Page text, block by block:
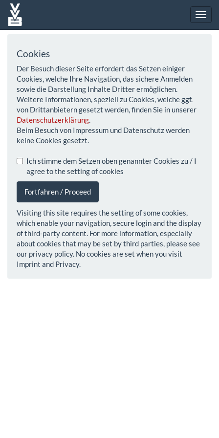
Cookies
Der Besuch dieser Seite erfordert das Setzen einiger
Cookies, welche Ihre Navigation, das sichere Anmelden
sowie die Darstellung Inhalte Dritter ermöglichen.
Weitere Informationen, speziell zu Cookies, welche ggf.
von Drittanbietern gesetzt werden, finden Sie in unserer
Datenschutzerklärung.
Beim Besuch von Impressum und Datenschutz werden
keine Cookies gesetzt.
Ich stimme dem Setzen oben genannter Cookies zu / I
agree to the setting of cookies
Fortfahren / Proceed
Visiting this site requires the setting of some cookies,
which enable your navigation, secure login and the display
of third-party content. For more information, especially
about cookies that may be set by third parties, please see
our privacy policy. No cookies are set when you visit
Imprint and Privacy.